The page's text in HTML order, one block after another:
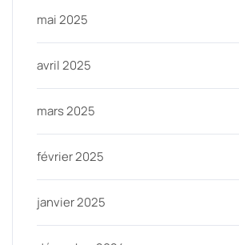
mai 2025
avril 2025
mars 2025
février 2025
janvier 2025